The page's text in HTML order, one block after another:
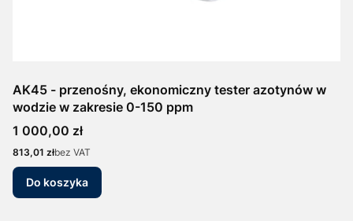
AK45 - przenośny, ekonomiczny tester azotynów w
wodzie w zakresie 0-150 ppm
Cena
1 000,00 zł
Cena
813,01 złbez VAT
Do koszyka